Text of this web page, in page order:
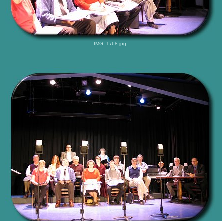
IMG_1768.jpg